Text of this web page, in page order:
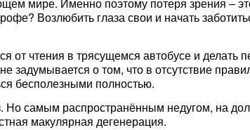
Возлюбить глаза свои и начать
от чтения в трясущемся автобусе и
о том, что в отсутствие
бесполезными полностью.
самым распространённым недугом, на
макулярная дегенерация.